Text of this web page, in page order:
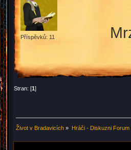
Příspěvků: 11
Stran: [1]
Život v Bradavicích » Hráči - Diskuzni Forum